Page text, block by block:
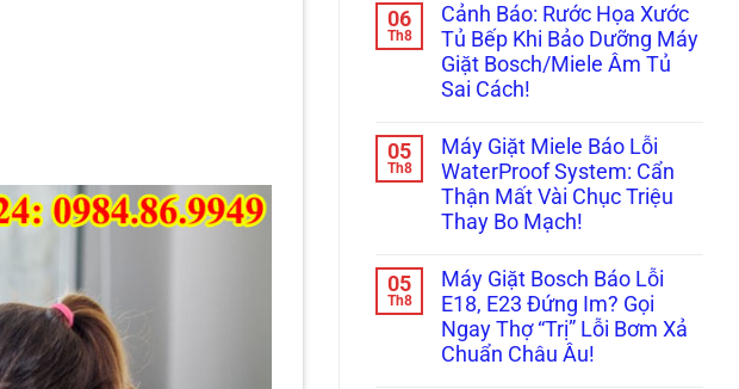
Linh
Kiện
Ở
Đâu
Uy
Tín?
Bỗng
Tịt
Nguồn,
Kêu
Bíp
Bíp?
Vứt
Đi,
Bo
Mạch
Vẫn
Còn
Được!
bình
luận
ở
Máy
Giặt
Mini
Tường
Rung
Lắc,
Rò
Nước
Bục
Tường?
Ngay
Trước
Khi
Quá
Muộn!
06
Th8
Cảnh Báo: Rước Họa Xước
Tủ Bếp Khi Bảo Dưỡng Máy
Giặt Bosch/Miele Âm Tủ
Sai Cách!
bình
luận
ở
Cảnh
Báo:
Rước
Xước
Tủ
Bếp
Khi
Bảo
Dưỡng
Máy
05
Th8
Máy Giặt Miele Báo Lỗi
WaterProof System: Cẩn
Thận Mất Vài Chục Triệu
Thay Bo Mạch!
bình
luận
ở
Máy
Giặt
Miele
05
Th8
Máy Giặt Bosch Báo Lỗi
E18, E23 Đứng Im? Gọi
Ngay Thợ “Trị” Lỗi Bơm Xả
Chuẩn Châu Âu!